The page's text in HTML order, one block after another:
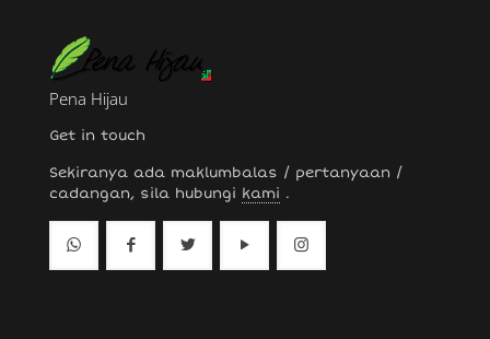
Pena Hijau
Get in touch
Sekiranya ada maklumbalas / pertanyaan /
cadangan, sila hubungi kami .